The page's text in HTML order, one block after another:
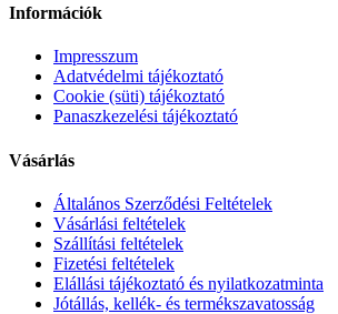
Információk
Impresszum
Adatvédelmi tájékoztató
Cookie (süti) tájékoztató
Panaszkezelési tájékoztató
Vásárlás
Általános Szerződési Feltételek
Vásárlási feltételek
Szállítási feltételek
Fizetési feltételek
Elállási tájékoztató és nyilatkozatminta
Jótállás, kellék- és termékszavatosság